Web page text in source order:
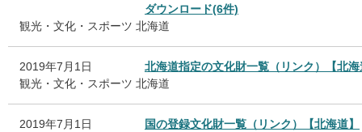
ダウンロード(6件)
観光・文化・スポーツ 北海道
2019年7月1日
北海道指定の文化財一覧（リンク）【北海
観光・文化・スポーツ 北海道
2019年7月1日
国の登録文化財一覧（リンク）【北海道】